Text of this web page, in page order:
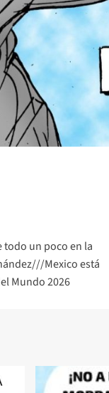
todo un poco en la
Mexico está
Mundo 2026